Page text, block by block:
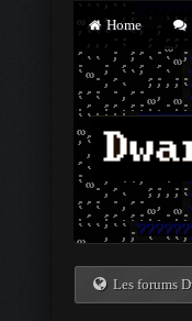
Home
Les forums